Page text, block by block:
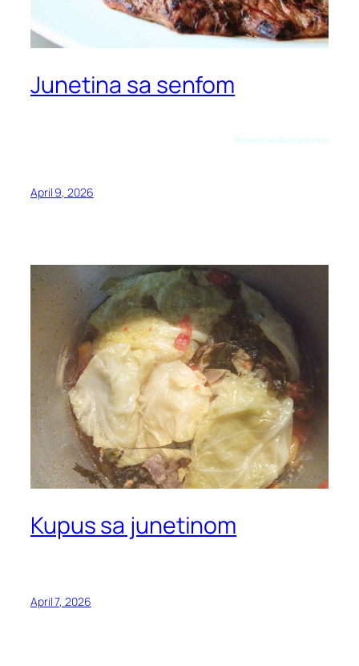
Junetina sa senfom
Preuzeto sa allrecipes.com
April 9, 2026
Kupus sa junetinom
April 7, 2026